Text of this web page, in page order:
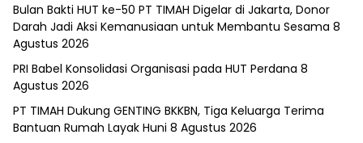
Bulan Bakti HUT ke-50 PT TIMAH Digelar di Jakarta, Donor
Darah Jadi Aksi Kemanusiaan untuk Membantu Sesama 8
Agustus 2026
PRI Babel Konsolidasi Organisasi pada HUT Perdana 8
Agustus 2026
PT TIMAH Dukung GENTING BKKBN, Tiga Keluarga Terima
Bantuan Rumah Layak Huni 8 Agustus 2026